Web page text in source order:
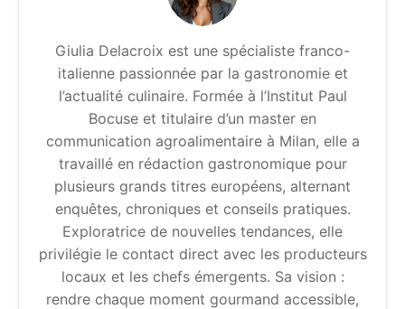
Giulia Delacroix est une spécialiste franco-
italienne passionnée par la gastronomie et
l’actualité culinaire. Formée à l’Institut Paul
Bocuse et titulaire d’un master en
communication agroalimentaire à Milan, elle a
travaillé en rédaction gastronomique pour
plusieurs grands titres européens, alternant
enquêtes, chroniques et conseils pratiques.
Exploratrice de nouvelles tendances, elle
privilégie le contact direct avec les producteurs
locaux et les chefs émergents. Sa vision :
rendre chaque moment gourmand accessible,